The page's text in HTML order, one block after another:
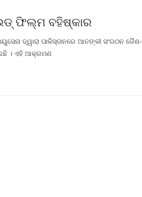
ଫିଲ୍ମ ବହିଷ୍କାର
ଦ୍ୱାରା ପାକିସ୍ତାନରେ ଆତଙ୍କୀ ସଂଗଠନ
। ଏହି ଆକ୍ରମଣ